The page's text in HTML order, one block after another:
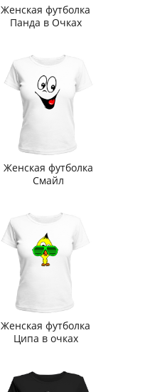
Женская футболка
Панда в Очках
Женская футболка
Смайл
Женская футболка
Ципа в очках